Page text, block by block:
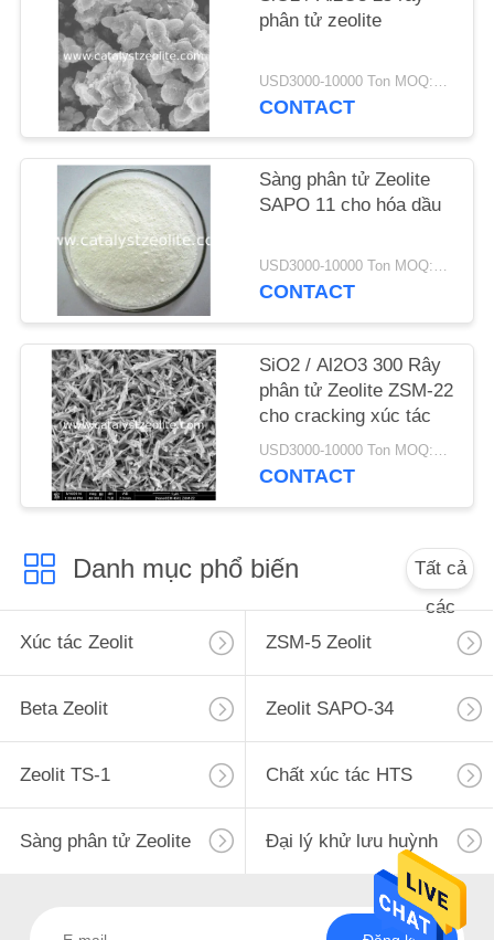
TỨC
CÁC
TRƯỜNG
TRANG
WEB
PRIVACY
POLICY
phân tử zeolite
USD3000-10000 Ton MOQ:1 kg
CONTACT
Sàng phân tử Zeolite
SAPO 11 cho hóa dầu
USD3000-10000 Ton MOQ:1 kg
CONTACT
SiO2 / Al2O3 300 Rây
phân tử Zeolite ZSM-22
cho cracking xúc tác
USD3000-10000 Ton MOQ:1 kg
CONTACT
Danh mục phổ biến
Tất cả
các
Xúc tác Zeolit
ZSM-5 Zeolit
Beta Zeolit Zeolit ​​SAPO-34
Zeolit ​​TS-1 Chất xúc tác HTS
Sàng phân tử Zeolite Đại lý khử lưu huỳnh